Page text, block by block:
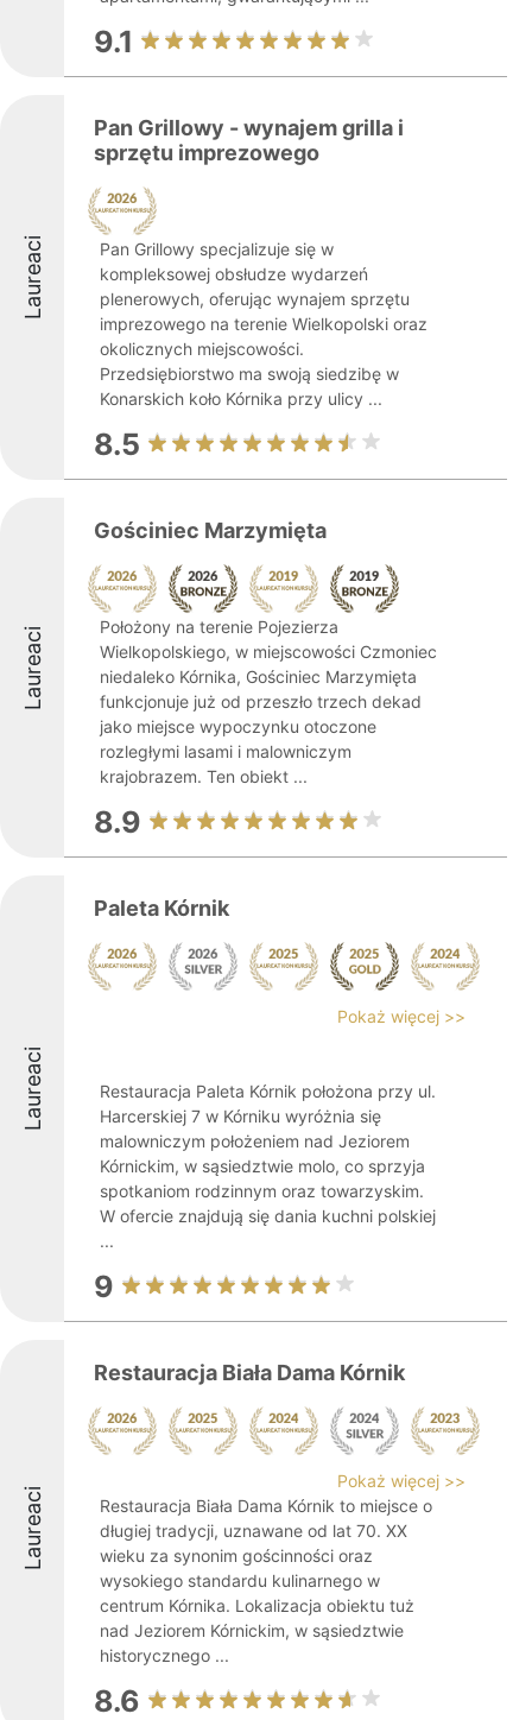
9.1
Laureaci
Pan Grillowy - wynajem grilla i
sprzętu imprezowego
Pan Grillowy specjalizuje się w
kompleksowej obsłudze wydarzeń
plenerowych, oferując wynajem sprzętu
imprezowego na terenie Wielkopolski oraz
okolicznych miejscowości.
Przedsiębiorstwo ma swoją siedzibę w
Konarskich koło Kórnika przy ulicy ...
8.5
Laureaci
Gościniec Marzymięta
Położony na terenie Pojezierza
Wielkopolskiego, w miejscowości Czmoniec
niedaleko Kórnika, Gościniec Marzymięta
funkcjonuje już od przeszło trzech dekad
jako miejsce wypoczynku otoczone
rozległymi lasami i malowniczym
krajobrazem. Ten obiekt ...
8.9
Laureaci
Paleta Kórnik
Pokaż więcej >>
Restauracja Paleta Kórnik położona przy ul.
Harcerskiej 7 w Kórniku wyróżnia się
malowniczym położeniem nad Jeziorem
Kórnickim, w sąsiedztwie molo, co sprzyja
spotkaniom rodzinnym oraz towarzyskim.
W ofercie znajdują się dania kuchni polskiej
...
9
Laureaci
Restauracja Biała Dama Kórnik
Pokaż więcej >>
Restauracja Biała Dama Kórnik to miejsce o
długiej tradycji, uznawane od lat 70. XX
wieku za synonim gościnności oraz
wysokiego standardu kulinarnego w
centrum Kórnika. Lokalizacja obiektu tuż
nad Jeziorem Kórnickim, w sąsiedztwie
historycznego ...
8.6